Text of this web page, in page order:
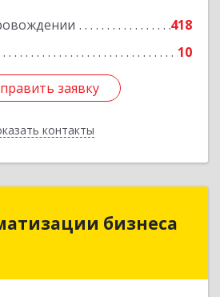
418
10
заявку
контакты
заявку
Назад
бизнеса
бизнеса
край, Хабаровск г, Ленина